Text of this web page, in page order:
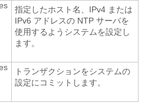
指定したホスト名、IPv4 または
IPv6 アドレスの NTP サーバを
使用するようシステムを設定し
ます。
トランザクションをシステムの
設定にコミットします。